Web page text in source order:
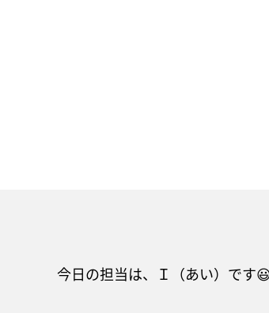
今日の担当は、Ｉ（あい）です